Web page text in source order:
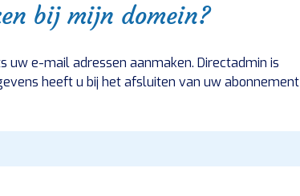
bij mijn domein?
uw e-mail adressen aanmaken. Directadmin is
heeft u bij het afsluiten van uw abonnement